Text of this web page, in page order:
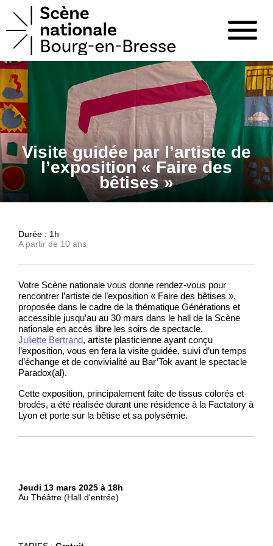
Visite guidée par l’artiste de
l’exposition « Faire des
bêtises »
Durée : 1h
A partir de 10 ans
Votre Scène nationale vous donne rendez-vous pour
rencontrer l’artiste de l’exposition « Faire des bêtises »,
proposée dans le cadre de la thématique Générations et
accessible jusqu’au au 30 mars dans le hall de la Scène
nationale en accès libre les soirs de spectacle.
Juliette Bertrand, artiste plasticienne ayant conçu
l’exposition, vous en fera la visite guidée, suivi d’un temps
d’échange et de convivialité au Bar’Tok avant le spectacle
Paradox(al).
Cette exposition, principalement faite de tissus colorés et
brodés, a été réalisée durant une résidence à la Factatory à
Lyon et porte sur la bêtise et sa polysémie.
Jeudi 13 mars 2025 à 18h
Au Théâtre (Hall d'entrée)